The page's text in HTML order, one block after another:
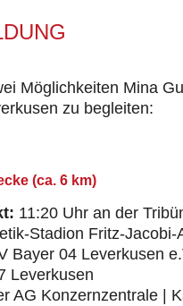
Möglichkeiten Mina
zu begleiten:
(ca. 6 km)
11:20 Uhr an der
Stadion Fritz-Jacobi-
Bayer 04 Leverkusen
Leverkusen
AG Konzernzentrale |